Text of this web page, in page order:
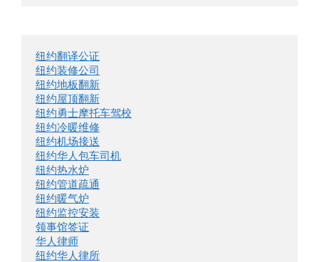
纽约翻译公证
纽约装修公司
纽约地板翻新
纽约屋顶翻新
纽约勇士摩托车驾校
纽约冷暖维修
纽约机场接送
纽约华人包车司机
纽约热水炉
纽约管道疏通
纽约暖气炉
纽约监控安装
领事馆签证
华人律师
纽约华人律所